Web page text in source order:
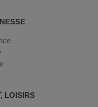
LOISIRS